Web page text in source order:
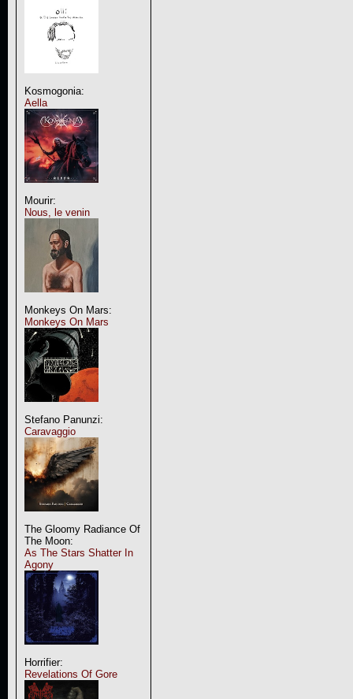
Kosmogonia:
Aella
Mourir:
Nous, le venin
Monkeys On Mars:
Monkeys On Mars
Stefano Panunzi:
Caravaggio
The Gloomy Radiance Of
The Moon:
As The Stars Shatter In
Agony
Horrifier:
Revelations Of Gore